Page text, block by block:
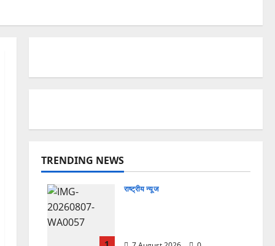
TRENDING NEWS
राष्ट्रीय न्यूज